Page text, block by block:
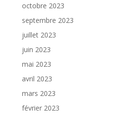
octobre 2023
septembre 2023
juillet 2023
juin 2023
mai 2023
avril 2023
mars 2023
février 2023